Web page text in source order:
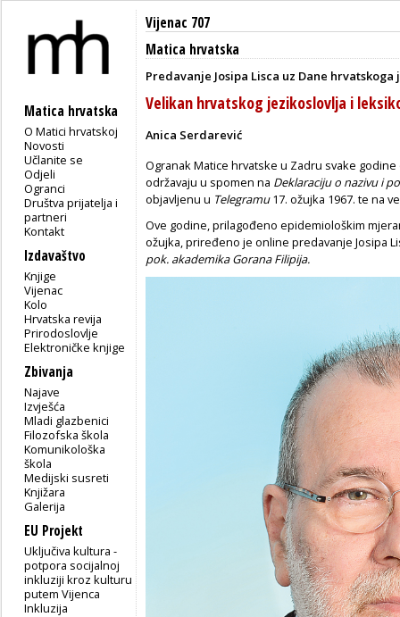
Matica hrvatska
O Matici hrvatskoj
Novosti
Učlanite se
Odjeli
Ogranci
Društva prijatelja i
partneri
Kontakt
Izdavaštvo
Knjige
Vijenac
Kolo
Hrvatska revija
Prirodoslovlje
Elektroničke knjige
Zbivanja
Najave
Izvješća
Mladi glazbenici
Filozofska škola
Komunikološka
škola
Medijski susreti
Knjižara
Galerija
EU Projekt
Uključiva kultura -
potpora socijalnoj
inkluziji kroz kulturu
putem Vijenca
Inkluzija
Vijenac 707
Matica hrvatska
Predavanje Josipa Lisca uz Dane hrvatskoga
Velikan hrvatskog jezikoslovlja i
Anica Serdarević
Ogranak Matice hrvatske u Zadru svake
održavaju u spomen na Deklaraciju o nazivu i
objavljenu u Telegramu17. ožujka 1967. te na
Ove godine, prilagođeno epidemiološkim
ožujka, priređeno je online predavanje Josipa
pok. akademika Gorana Filipija.